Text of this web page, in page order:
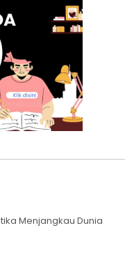
Menjangkau Dunia